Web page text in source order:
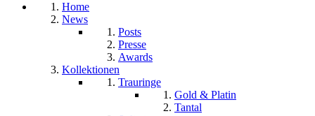
Home
News
Posts
Presse
Awards
Kollektionen
Trauringe
Gold & Platin
Tantal